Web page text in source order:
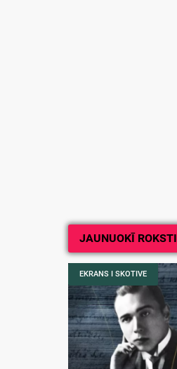
JAUNUOKĪ ROKSTI
EKRANS I SKOTIVE